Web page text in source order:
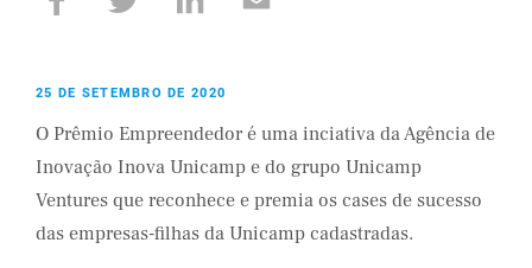
25 DE SETEMBRO DE 2020
O Prêmio Empreendedor é uma inciativa da Agência de
Inovação Inova Unicamp e do grupo Unicamp
Ventures que reconhece e premia os cases de sucesso
das empresas-filhas da Unicamp cadastradas.